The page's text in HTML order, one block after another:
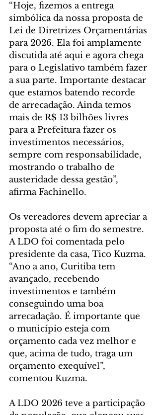
“Hoje, fizemos a entrega
simbólica da nossa proposta de
Lei de Diretrizes Orçamentárias
para 2026. Ela foi amplamente
discutida até aqui e agora chega
para o Legislativo também fazer
a sua parte. Importante destacar
que estamos batendo recorde
de arrecadação. Ainda temos
mais de R$ 13 bilhões livres
para a Prefeitura fazer os
investimentos necessários,
sempre com responsabilidade,
mostrando o trabalho de
austeridade dessa gestão”,
afirma Fachinello.
Os vereadores devem apreciar a
proposta até o fim do semestre.
A LDO foi comentada pelo
presidente da casa, Tico Kuzma.
“Ano a ano, Curitiba tem
avançado, recebendo
investimentos e também
conseguindo uma boa
arrecadação. É importante que
o município esteja com
orçamento cada vez melhor e
que, acima de tudo, traga um
orçamento exequível”,
comentou Kuzma.
A LDO 2026 teve a participação